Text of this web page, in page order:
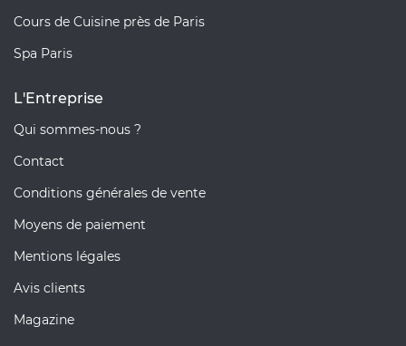
Cours de Cuisine près de Paris
Spa Paris
L'Entreprise
Qui sommes-nous ?
Contact
Conditions générales de vente
Moyens de paiement
Mentions légales
Avis clients
Magazine